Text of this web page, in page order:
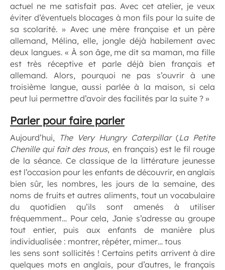
actuel ne me satisfait pas. Avec cet atelier, je veux
éviter d’éventuels blocages à mon fils pour la suite de
sa scolarité. » Avec une mère française et un père
allemand, Mélina, elle, jongle déjà habilement avec
deux langues. « À son âge, me dit sa maman, ma fille
est très réceptive et parle déjà bien français et
allemand. Alors, pourquoi ne pas s’ouvrir à une
troisième langue, aussi parlée à la maison, si cela
peut lui permettre d’avoir des facilités par la suite ? »
Parler pour faire parler
Aujourd’hui, The Very Hungry Caterpillar(La Petite
Chenille qui fait des trous, en français) est le fil rouge
de la séance. Ce classique de la littérature jeunesse
est l’occasion pour les enfants de découvrir, en anglais
bien sûr, les nombres, les jours de la semaine, des
noms de fruits et autres aliments, tout un vocabulaire
du quotidien qu’ils sont amenés à utiliser
fréquemment… Pour cela, Janie s’adresse au groupe
tout entier, puis aux enfants de manière plus
individualisée : montrer, répéter, mimer… tous
les sens sont sollicités ! Certains petits arrivent à dire
quelques mots en anglais, pour d’autres, le français